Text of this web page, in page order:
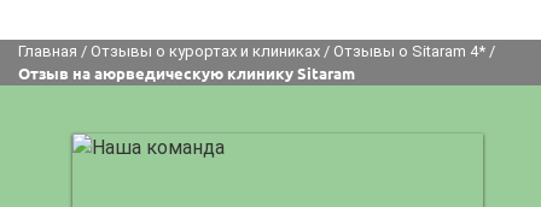
Главная / Отзывы о курортах и клиниках / Отзывы о Sitaram 4* /
Отзыв на аюрведическую клинику Sitaram